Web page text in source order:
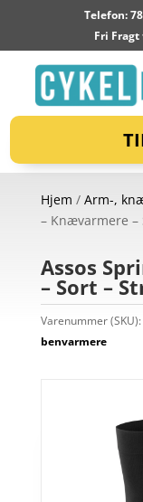
Telefon:
Fri Fragt
Hjem / Arm-,
– Knævarmere –
Assos
– Sort –
Varenummer (SKU):
benvarmere